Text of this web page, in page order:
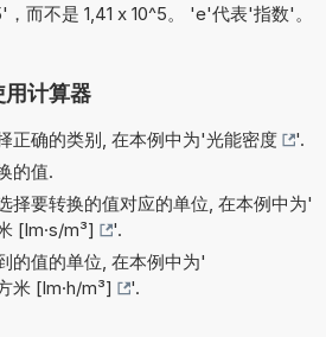
而不是 1,41 x 10^5。 'e'代表'指数'。
计算器
正确的类别, 在本例中为'光能密度
'.
的值.
择要转换的值对应的单位, 在本例中为'
[lm·s/m³]
'.
的值的单位, 在本例中为'
米 [lm·h/m³]
'.